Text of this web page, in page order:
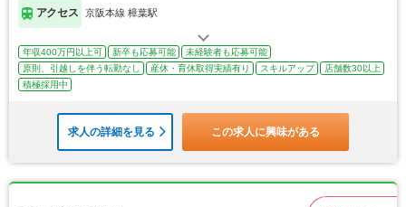
アクセス 京阪本線 樟葉駅
年収400万円以上可 新卒も応募可能
未経験者も応募可能
原則、引越しを伴う転勤なし
産休・育休取得実績有り スキルアップ
店舗数30以上
積極採用中
求人の詳細を見る この求人に興味がある